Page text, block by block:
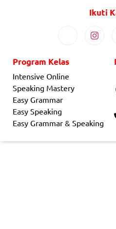
Ikuti
Program Kelas
Intensive Online
Speaking Mastery
Easy Grammar
Easy Speaking
Easy Grammar & Speaking